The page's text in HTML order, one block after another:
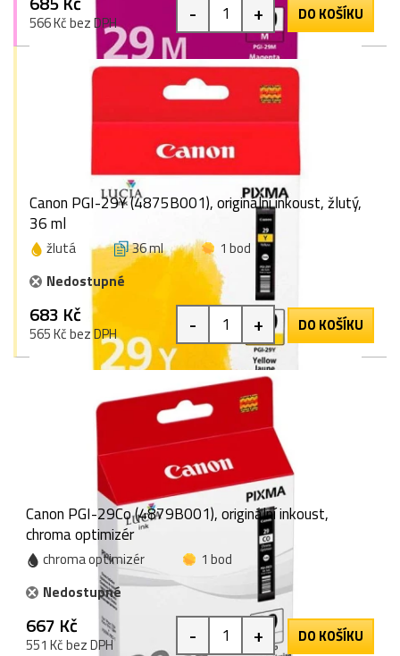
566 Kč bez DPH - + DO KOŠÍKU
Canon PGI-29Y (4875B001), originální inkoust, žlutý,
36 ml
žlutá 36 ml
1 bod
Nedostupné
683 Kč
565 Kč bez DPH - + DO KOŠÍKU
Canon PGI-29Co (4879B001), originální inkoust,
chroma optimizér
chroma optimizér
1 bod
Nedostupné
667 Kč
551 Kč bez DPH - + DO KOŠÍKU